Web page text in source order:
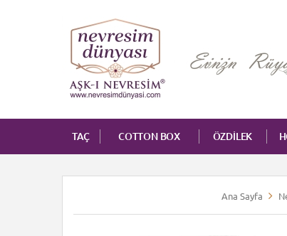
TAÇ COTTON BOX ÖZDİLEK
Ana Sayfa